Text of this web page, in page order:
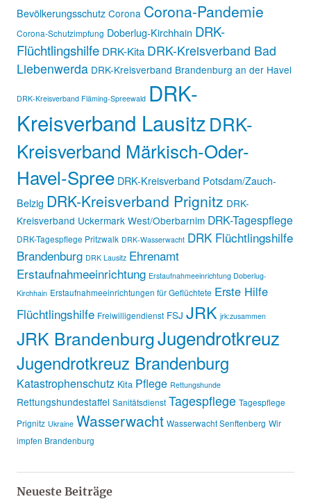
Bevölkerungsschutz Corona Corona-Pandemie
Corona-Schutzimpfung Doberlug-Kirchhain DRK-
Flüchtlingshilfe DRK-Kita DRK-Kreisverband Bad
Liebenwerda DRK-Kreisverband Brandenburg an der Havel
DRK-Kreisverband Fläming-Spreewald DRK-
Kreisverband LausitzDRK-
Kreisverband Märkisch-Oder-
Havel-Spree DRK-Kreisverband Potsdam/Zauch-
Belzig DRK-Kreisverband Prignitz DRK-
Kreisverband Uckermark West/Oberbarnim DRK-Tagespflege
DRK-Tagespflege Pritzwalk DRK-Wasserwacht DRK Flüchtlingshilfe
Brandenburg DRK Lausitz Ehrenamt
Erstaufnahmeeinrichtung Erstaufnahmeeinrichtung Doberlug-
Kirchhain Erstaufnahmeeinrichtungen für Geflüchtete Erste Hilfe
Flüchtlingshilfe Freiwilligendienst FSJ JRK jrk:zusammen
JRK BrandenburgJugendrotkreuz
Jugendrotkreuz Brandenburg
Katastrophenschutz Kita Pflege Rettungshunde
Rettungshundestaffel Sanitätsdienst Tagespflege Tagespflege
Prignitz Ukraine Wasserwacht Wasserwacht Senftenberg Wir
impfen Brandenburg
Neueste Beiträge